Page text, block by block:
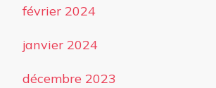
février 2024
janvier 2024
décembre 2023